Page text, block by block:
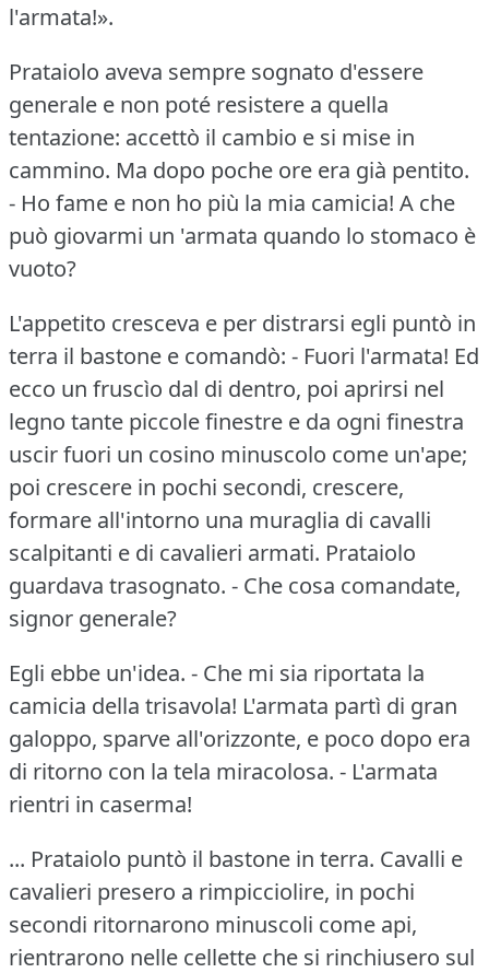
l'armata!».
Prataiolo aveva sempre sognato d'essere
generale e non poté resistere a quella
tentazione: accettò il cambio e si mise in
cammino. Ma dopo poche ore era già pentito.
- Ho fame e non ho più la mia camicia! A che
può giovarmi un 'armata quando lo stomaco è
vuoto?
L'appetito cresceva e per distrarsi egli puntò in
terra il bastone e comandò: - Fuori l'armata! Ed
ecco un fruscìo dal di dentro, poi aprirsi nel
legno tante piccole finestre e da ogni finestra
uscir fuori un cosino minuscolo come un'ape;
poi crescere in pochi secondi, crescere,
formare all'intorno una muraglia di cavalli
scalpitanti e di cavalieri armati. Prataiolo
guardava trasognato. - Che cosa comandate,
signor generale?
Egli ebbe un'idea. - Che mi sia riportata la
camicia della trisavola! L'armata partì di gran
galoppo, sparve all'orizzonte, e poco dopo era
di ritorno con la tela miracolosa. - L'armata
rientri in caserma!
... Prataiolo puntò il bastone in terra. Cavalli e
cavalieri presero a rimpicciolire, in pochi
secondi ritornarono minuscoli come api,
rientrarono nelle cellette che si rinchiusero sul